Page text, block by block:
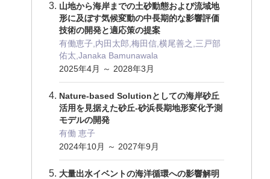
山地から海岸までの土砂動態および流域地
形に及ぼす気候変動の中長期的な影響評価
技術の開発と適応策の提案
有働恵子,内田太郎,梅田信,横尾善之,三戸部
佑太,Janaka Bamunawala
2025年4月 ～ 2028年3月
Nature-based Solutionとしての海岸砂丘
活用を見据えた砂丘-砂浜長期地形変化予測
モデルの開発
有働 恵子
2024年10月 ～ 2027年9月
大量出水イベントの海洋循環への影響解明